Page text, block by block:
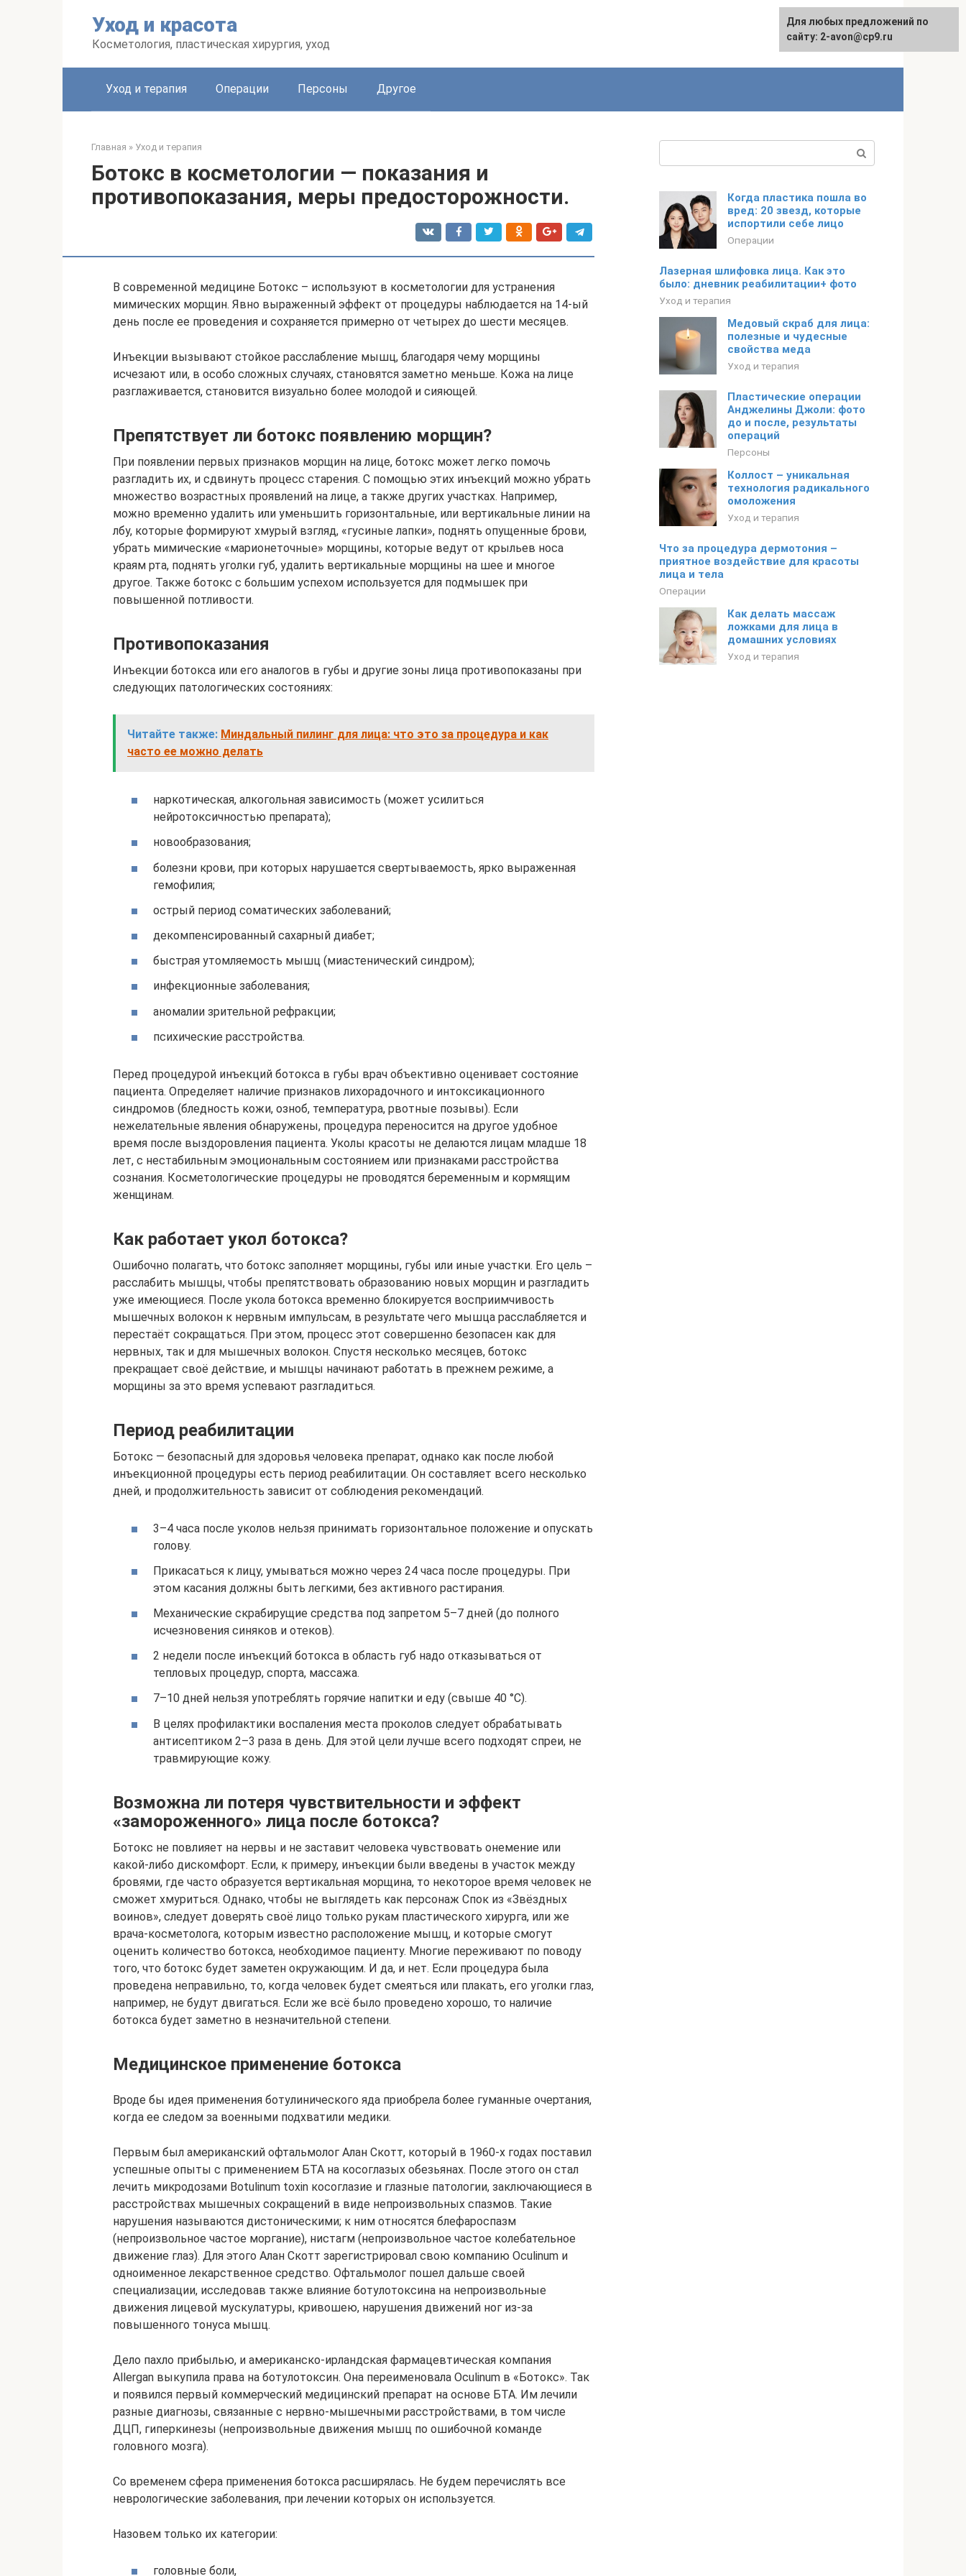
Уход и красота
Косметология, пластическая хирургия, уход
Уход и терапия Операции Персоны Другое
Главная » Уход и терапия
Ботокс в косметологии — показания и
противопоказания, меры предосторожности.
В современной медицине Ботокс – используют в косметологии для устранения
мимических морщин. Явно выраженный эффект от процедуры наблюдается на 14-ый
день после ее проведения и сохраняется примерно от четырех до шести месяцев.
Инъекции вызывают стойкое расслабление мышц, благодаря чему морщины
исчезают или, в особо сложных случаях, становятся заметно меньше. Кожа на лице
разглаживается, становится визуально более молодой и сияющей.
Препятствует ли ботокс появлению морщин?
При появлении первых признаков морщин на лице, ботокс может легко помочь
разгладить их, и сдвинуть процесс старения. С помощью этих инъекций можно убрать
множество возрастных проявлений на лице, а также других участках. Например,
можно временно удалить или уменьшить горизонтальные, или вертикальные линии на
лбу, которые формируют хмурый взгляд, «гусиные лапки», поднять опущенные брови,
убрать мимические «марионеточные» морщины, которые ведут от крыльев носа
краям рта, поднять уголки губ, удалить вертикальные морщины на шее и многое
другое. Также ботокс с большим успехом используется для подмышек при
повышенной потливости.
Противопоказания
Инъекции ботокса или его аналогов в губы и другие зоны лица противопоказаны при
следующих патологических состояниях:
Читайте также: Миндальный пилинг для лица: что это за процедура и как
часто ее можно делать
наркотическая, алкогольная зависимость (может усилиться
нейротоксичностью препарата);
новообразования;
болезни крови, при которых нарушается свертываемость, ярко выраженная
гемофилия;
острый период соматических заболеваний;
декомпенсированный сахарный диабет;
быстрая утомляемость мышц (миастенический синдром);
инфекционные заболевания;
аномалии зрительной рефракции;
психические расстройства.
Перед процедурой инъекций ботокса в губы врач объективно оценивает состояние
пациента. Определяет наличие признаков лихорадочного и интоксикационного
синдромов (бледность кожи, озноб, температура, рвотные позывы). Если
нежелательные явления обнаружены, процедура переносится на другое удобное
время после выздоровления пациента. Уколы красоты не делаются лицам младше 18
лет, с нестабильным эмоциональным состоянием или признаками расстройства
сознания. Косметологические процедуры не проводятся беременным и кормящим
женщинам.
Как работает укол ботокса?
Ошибочно полагать, что ботокс заполняет морщины, губы или иные участки. Его цель –
расслабить мышцы, чтобы препятствовать образованию новых морщин и разгладить
уже имеющиеся. После укола ботокса временно блокируется восприимчивость
мышечных волокон к нервным импульсам, в результате чего мышца расслабляется и
перестаёт сокращаться. При этом, процесс этот совершенно безопасен как для
нервных, так и для мышечных волокон. Спустя несколько месяцев, ботокс
прекращает своё действие, и мышцы начинают работать в прежнем режиме, а
морщины за это время успевают разгладиться.
Период реабилитации
Ботокс — безопасный для здоровья человека препарат, однако как после любой
инъекционной процедуры есть период реабилитации. Он составляет всего несколько
дней, и продолжительность зависит от соблюдения рекомендаций.
3–4 часа после уколов нельзя принимать горизонтальное положение и опускать
голову.
Прикасаться к лицу, умываться можно через 24 часа после процедуры. При
этом касания должны быть легкими, без активного растирания.
Механические скрабирущие средства под запретом 5–7 дней (до полного
исчезновения синяков и отеков).
2 недели после инъекций ботокса в область губ надо отказываться от
тепловых процедур, спорта, массажа.
7–10 дней нельзя употреблять горячие напитки и еду (свыше 40 °C).
В целях профилактики воспаления места проколов следует обрабатывать
антисептиком 2–3 раза в день. Для этой цели лучше всего подходят спреи, не
травмирующие кожу.
Возможна ли потеря чувствительности и эффект
«замороженного» лица после ботокса?
Ботокс не повлияет на нервы и не заставит человека чувствовать онемение или
какой-либо дискомфорт. Если, к примеру, инъекции были введены в участок между
бровями, где часто образуется вертикальная морщина, то некоторое время человек не
сможет хмуриться. Однако, чтобы не выглядеть как персонаж Спок из «Звёздных
воинов», следует доверять своё лицо только рукам пластического хирурга, или же
врача-косметолога, которым известно расположение мышц, и которые смогут
оценить количество ботокса, необходимое пациенту. Многие переживают по поводу
того, что ботокс будет заметен окружающим. И да, и нет. Если процедура была
проведена неправильно, то, когда человек будет смеяться или плакать, его уголки глаз,
например, не будут двигаться. Если же всё было проведено хорошо, то наличие
ботокса будет заметно в незначительной степени.
Медицинское применение ботокса
Вроде бы идея применения ботулинического яда приобрела более гуманные очертания,
когда ее следом за военными подхватили медики.
Первым был американский офтальмолог Алан Скотт, который в 1960-х годах поставил
успешные опыты с применением БТА на косоглазых обезьянах. После этого он стал
лечить микродозами Botulinum toxin косоглазие и глазные патологии, заключающиеся в
расстройствах мышечных сокращений в виде непроизвольных спазмов. Такие
нарушения называются дистоническими; к ним относятся блефароспазм
(непроизвольное частое моргание), нистагм (непроизвольное частое колебательное
движение глаз). Для этого Алан Скотт зарегистрировал свою компанию Oculinum и
одноименное лекарственное средство. Офтальмолог пошел дальше своей
специализации, исследовав также влияние ботулотоксина на непроизвольные
движения лицевой мускулатуры, кривошею, нарушения движений ног из-за
повышенного тонуса мышц.
Дело пахло прибылью, и американско-ирландская фармацевтическая компания
Allergan выкупила права на ботулотоксин. Она переименовала Oculinum в «Ботокс». Так
и появился первый коммерческий медицинский препарат на основе БТА. Им лечили
разные диагнозы, связанные с нервно-мышечными расстройствами, в том числе
ДЦП, гиперкинезы (непроизвольные движения мышц по ошибочной команде
головного мозга).
Со временем сфера применения ботокса расширялась. Не будем перечислять все
неврологические заболевания, при лечении которых он используется.
Назовем только их категории:
головные боли,
Когда пластика пошла во
вред: 20 звезд, которые
испортили себе лицо
Операции
Лазерная шлифовка лица. Как это
было: дневник реабилитации+ фото
Уход и терапия
Медовый скраб для лица:
полезные и чудесные
свойства меда
Уход и терапия
Пластические операции
Анджелины Джоли: фото
до и после, результаты
операций
Персоны
Коллост – уникальная
технология радикального
омоложения
Уход и терапия
Что за процедура дермотония –
приятное воздействие для красоты
лица и тела
Операции
Как делать массаж
ложками для лица в
домашних условиях
Уход и терапия
Для любых предложений по
сайту: 2-avon@cp9.ru